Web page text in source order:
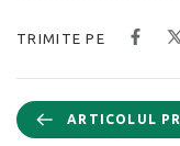
TRIMITE PE
ARTICOLUL